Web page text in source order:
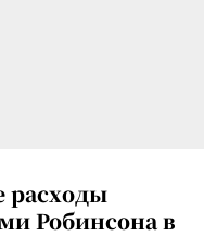
расходы
Робинсона в